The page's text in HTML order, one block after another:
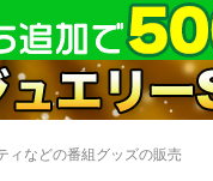
ィなどの番組グッズの販売